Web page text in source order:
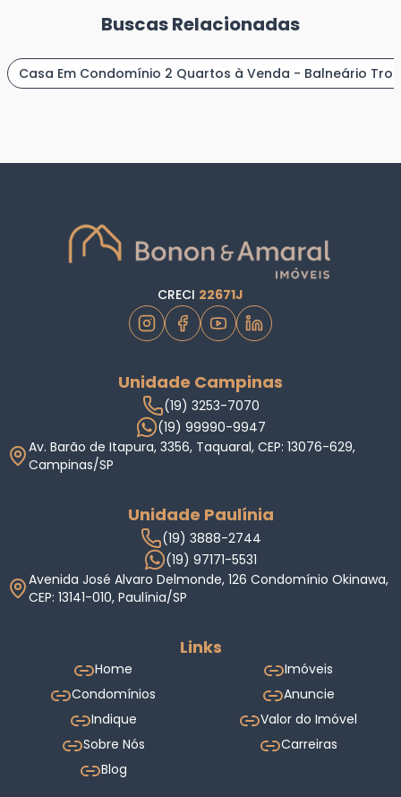
Buscas Relacionadas
Casa Em Condomínio 2 Quartos à Venda - Balneário
CRECI 22671J
Unidade Campinas
(19) 3253-7070
(19) 99990-9947
Av. Barão de Itapura, 3356, Taquaral, CEP: 13076-629,
Campinas/SP
Unidade Paulínia
(19) 3888-2744
(19) 97171-5531
Avenida José Alvaro Delmonde, 126 Condomínio Okinawa,
CEP: 13141-010, Paulínia/SP
Links
Home
Imóveis
Condomínios
Anuncie
Indique
Valor do Imóvel
Sobre Nós
Carreiras
Blog